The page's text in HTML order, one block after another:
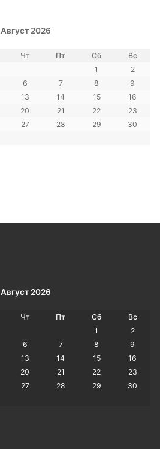
Август 2026
Чт Пт Сб
Вс
1
2
6 7 8
9
13 14 15
16
20 21 22
23
27 28 29
30
Август 2026
Чт Пт Сб
Вс
1
2
6 7 8
9
13 14 15
16
20 21 22
23
27 28 29
30